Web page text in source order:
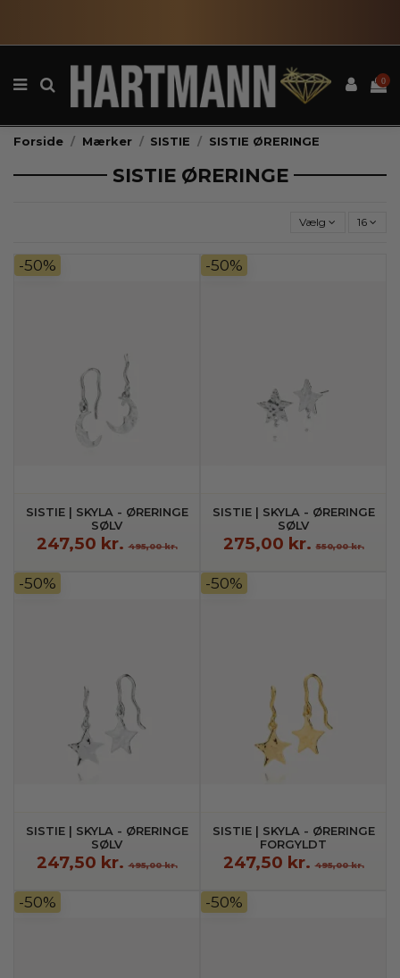
0
Forside Mærker SISTIE SISTIE ØRERINGE
SISTIE ØRERINGE
Vælg 16
-50%
SISTIE | SKYLA - ØRERINGE
SØLV
247,50 kr.495,00 kr.
-50%
SISTIE | SKYLA - ØRERINGE
SØLV
275,00 kr.550,00 kr.
-50%
SISTIE | SKYLA - ØRERINGE
SØLV
247,50 kr.495,00 kr.
-50%
SISTIE | SKYLA - ØRERINGE
FORGYLDT
247,50 kr.495,00 kr.
-50% -50%